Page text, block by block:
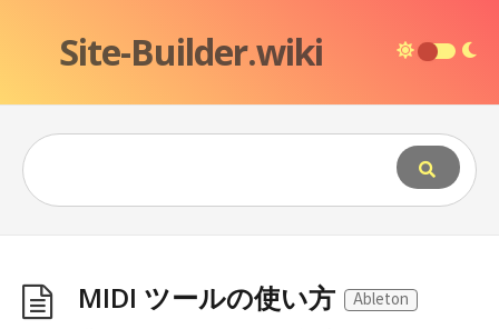
Site-Builder.wiki
MIDI ツールの使い方
Ableton